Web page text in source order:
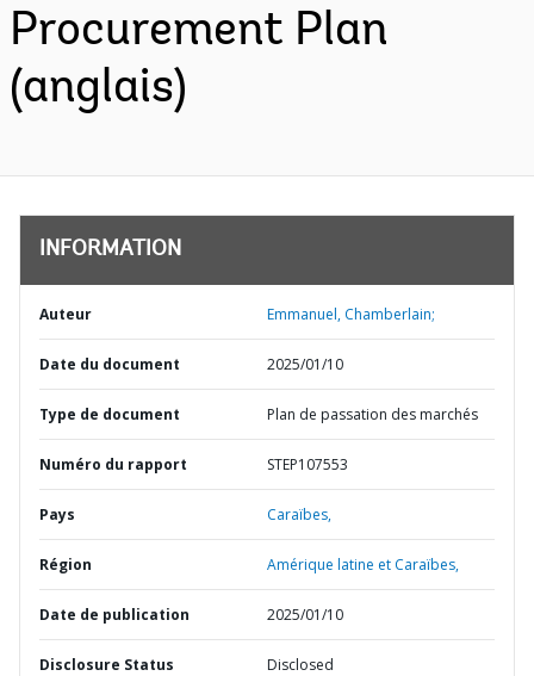
Procurement Plan
(anglais)
INFORMATION
Auteur Emmanuel, Chamberlain;
Date du document 2025/01/10
Type de document Plan de passation des marchés
Numéro du rapport STEP107553
Pays Caraïbes,
Région Amérique latine et Caraïbes,
Date de publication 2025/01/10
Disclosure Status Disclosed